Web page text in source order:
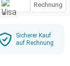
Rechnung
Sicherer Kauf
auf Rechnung